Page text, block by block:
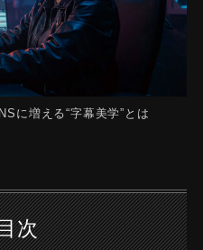
に増える“字幕美学”とは
次